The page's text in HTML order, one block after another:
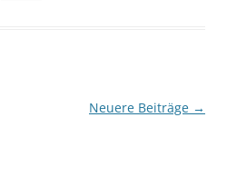
Neuere Beiträge →